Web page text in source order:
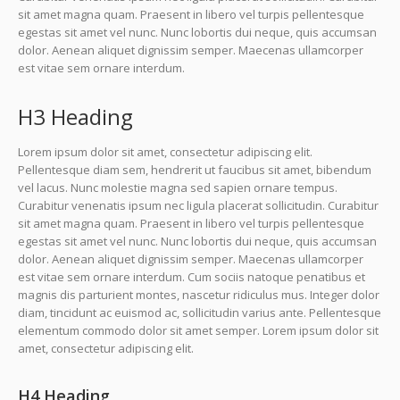
sit amet magna quam. Praesent in libero vel turpis pellentesque
egestas sit amet vel nunc. Nunc lobortis dui neque, quis accumsan
dolor. Aenean aliquet dignissim semper. Maecenas ullamcorper
est vitae sem ornare interdum.
H3 Heading
Lorem ipsum dolor sit amet, consectetur adipiscing elit.
Pellentesque diam sem, hendrerit ut faucibus sit amet, bibendum
vel lacus. Nunc molestie magna sed sapien ornare tempus.
Curabitur venenatis ipsum nec ligula placerat sollicitudin. Curabitur
sit amet magna quam. Praesent in libero vel turpis pellentesque
egestas sit amet vel nunc. Nunc lobortis dui neque, quis accumsan
dolor. Aenean aliquet dignissim semper. Maecenas ullamcorper
est vitae sem ornare interdum. Cum sociis natoque penatibus et
magnis dis parturient montes, nascetur ridiculus mus. Integer dolor
diam, tincidunt ac euismod ac, sollicitudin varius ante. Pellentesque
elementum commodo dolor sit amet semper. Lorem ipsum dolor sit
amet, consectetur adipiscing elit.
H4 Heading